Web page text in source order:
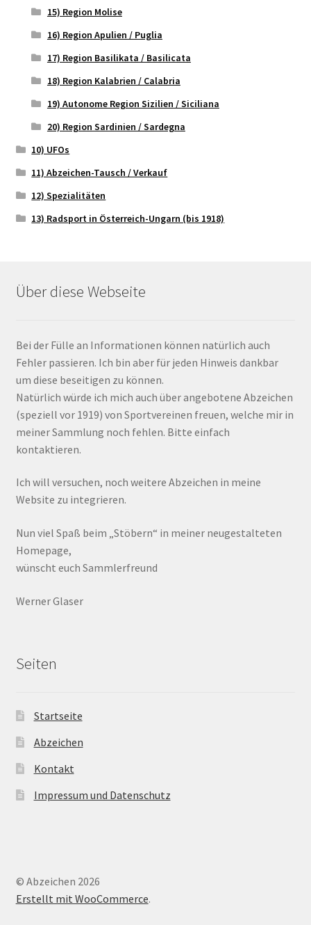
15) Region Molise
16) Region Apulien / Puglia
17) Region Basilikata / Basilicata
18) Region Kalabrien / Calabria
19) Autonome Region Sizilien / Siciliana
20) Region Sardinien / Sardegna
10) UFOs
11) Abzeichen-Tausch / Verkauf
12) Spezialitäten
13) Radsport in Österreich-Ungarn (bis 1918)
Über diese Webseite
Bei der Fülle an Informationen können natürlich auch
Fehler passieren. Ich bin aber für jeden Hinweis dankbar
um diese beseitigen zu können.
Natürlich würde ich mich auch über angebotene Abzeichen
(speziell vor 1919) von Sportvereinen freuen, welche mir in
meiner Sammlung noch fehlen. Bitte einfach
kontaktieren.
Ich will versuchen, noch weitere Abzeichen in meine
Website zu integrieren.
Nun viel Spaß beim „Stöbern“ in meiner neugestalteten
Homepage,
wünscht euch Sammlerfreund
Werner Glaser
Seiten
Startseite
Abzeichen
Kontakt
Impressum und Datenschutz
© Abzeichen 2026
Erstellt mit WooCommerce.